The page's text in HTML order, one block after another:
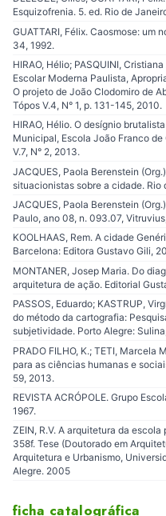
Esquizofrenia. 5. ed. Rio de
GUATTARI, Félix. Caosmose: um
34, 1992.
HIRAO, Hélio; PASQUINI,
Escolar Moderna Paulista,
O projeto de João Clodomiro de
Tópos V.4, N° 1, p. 131-145, 2010.
HIRAO, Hélio. O desígnio
Municipal, Escola João Franco
V.7, N° 2, 2013.
JACQUES, Paola Berenstein
situacionistas sobre a cidade.
JACQUES, Paola Berenstein
Paulo, ano 08, n. 093.07,
KOOLHAAS, Rem. A cidade
Barcelona: Editora Gustavo Gili,
MONTANER, Josep Maria. Do
arquitetura de ação. Editorial
PASSOS, Eduardo; KASTRUP,
do método da cartografia:
subjetividade. Porto Alegre:
PRADO FILHO, K.; TETI,
para as ciências humanas e
59, 2013.
REVISTA ACRÓPOLE. Grupo
1967.
ZEIN, R.V. A arquitetura da
358f. Tese (Doutorado em
Arquitetura e Urbanismo,
Alegre. 2005
ficha catalográfica